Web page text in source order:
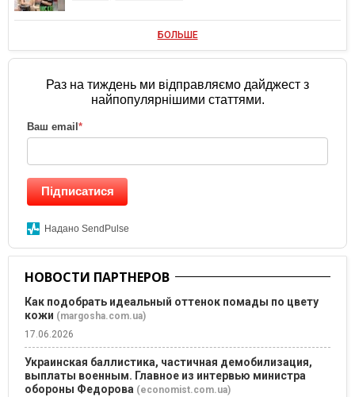
БОЛЬШЕ
Раз на тиждень ми відправляємо дайджест з
найпопулярнішими статтями.
Ваш email *
Підписатися
Надано SendPulse
НОВОСТИ ПАРТНЕРОВ
Как подобрать идеальный оттенок помады по цвету
кожи (margosha.com.ua)
17.06.2026
Украинская баллистика, частичная демобилизация,
выплаты военным. Главное из интервью министра
обороны Федорова (economist.com.ua)